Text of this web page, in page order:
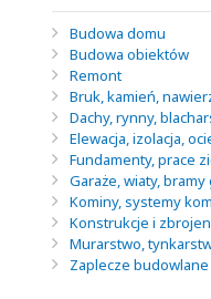
Budowa domu
Budowa obiektów
Remont
Bruk, kamień,
Dachy, rynny,
Elewacja, izolacja,
Fundamenty, prace
Garaże, wiaty, bramy
Kominy, systemy
Konstrukcje i
Murarstwo,
Zaplecze budowlane